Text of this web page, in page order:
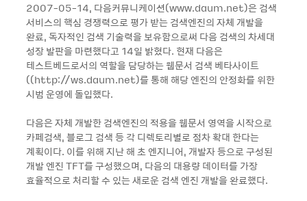
2007-05-14, 다음커뮤니케이션(www.daum.net)은 검색
서비스의 핵심 경쟁력으로 평가 받는 검색엔진의 자체 개발을
완료, 독자적인 검색 기술력을 보유함으로써 다음 검색의 차세대
성장 발판을 마련했다고 14일 밝혔다. 현재 다음은
테스트베드로서의 역할을 담당하는 웹문서 검색 베타사이트
((http://ws.daum.net)를 통해 해당 엔진의 안정화를 위한
시범 운영에 돌입했다.
다음은 자체 개발한 검색엔진의 적용을 웹문서 영역을 시작으로
카페검색, 블로그 검색 등 각 디렉토리별로 점차 확대 한다는
계획이다. 이를 위해 지난 해 초 엔지니어, 개발자 등으로 구성된
개발 엔진 TFT를 구성했으며, 다음의 대용량 데이터를 가장
효율적으로 처리할 수 있는 새로운 검색 엔진 개발을 완료했다.